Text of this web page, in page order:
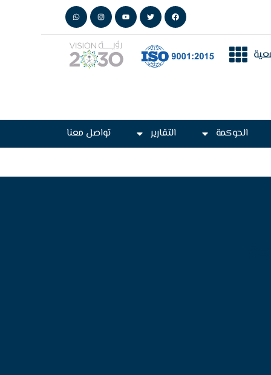
الحوكمة التقارير تواصل معنا